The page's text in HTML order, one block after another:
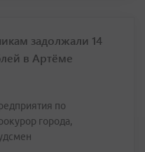
задолжали 14
в Артёме
по
города,